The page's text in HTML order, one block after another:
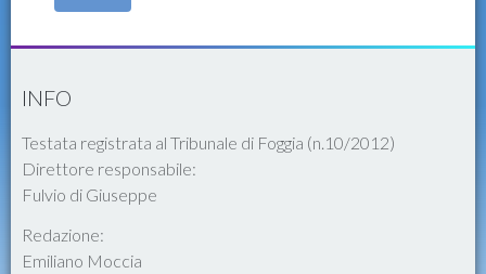
INFO
Testata registrata al Tribunale di Foggia (n.10/2012)
Direttore responsabile:
Fulvio di Giuseppe
Redazione:
Emiliano Moccia